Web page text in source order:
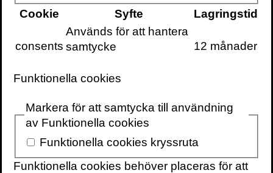
Problemet är ju dock att om man fokuserar
på de stora skeendena så är man inte alltid
kapabel att släcka vardagens små bränder,
och sätter man tid på att alltid vara till
man helt enkelt inte tänka alltför mycket
Det skall fan vara
ledare.
Cookie
Syfte Lagringstid
consents
Används för att hantera
samtycke
12 månader
Funktionella cookies
Markera för att samtycka till användning
av Funktionella cookies
Funktionella cookies kryssruta
Funktionella cookies behöver placeras för att